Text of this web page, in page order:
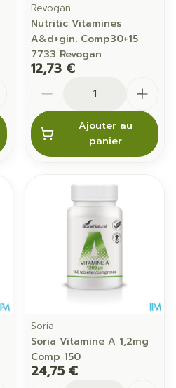
Revogan
Nutritic Vitamines
A&d+gin. Comp30+15
7733 Revogan
12,73 €
Ajouter au
panier
Soria
Soria Vitamine A 1,2mg
Comp 150
24,75 €